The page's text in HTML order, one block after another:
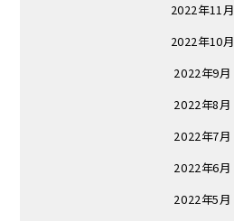
2022年11月
2022年10月
2022年9月
2022年8月
2022年7月
2022年6月
2022年5月